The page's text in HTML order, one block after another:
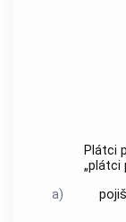
Plátci
„plátci
a)